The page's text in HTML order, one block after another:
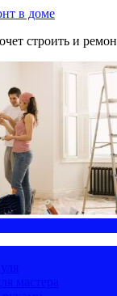
в доме
строить и